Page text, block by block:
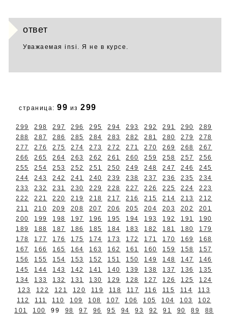
ответ
Уважаемая insi. Я не в курсе.
страница: 99 из 299
299 298 297 296 295 294 293 292 291 290
289
288
287 286 285 284 283 282 281 280 279
278
277
276 275 274 273 272 271 270 269 268
267
266
265 264 263 262 261 260 259 258 257
256
255
254 253 252 251 250 249 248 247 246
245
244
243 242 241 240 239 238 237 236 235
234
233
232 231 230 229 228 227 226 225 224
223
222
221 220 219 218 217 216 215 214 213
212
211
210 209 208 207 206 205 204 203 202
201
200
199 198 197 196 195 194 193 192 191
190
189
188 187 186 185 184 183 182 181 180
179
178
177 176 175 174 173 172 171 170 169
168
167
166 165 164 163 162 161 160 159 158
157
156
155 154 153 152 151 150 149 148 147
146
145
144 143 142 141 140 139 138 137 136
135
134
133 132 131 130 129 128 127 126 125
124
123
122 121 120 119 118 117 116 115 114
113
112
111 110 109 108 107 106 105 104 103
102
101
100 99 98 97 96 95 94 93 92 91 90 89 88